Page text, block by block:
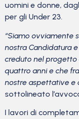
uomini e donne,
per gli Under 23.
“Siamo ovviamente
nostra Candidatura
creduto nel
quattro anni e che
nostre aspettative e
sottolineato
I lavori di